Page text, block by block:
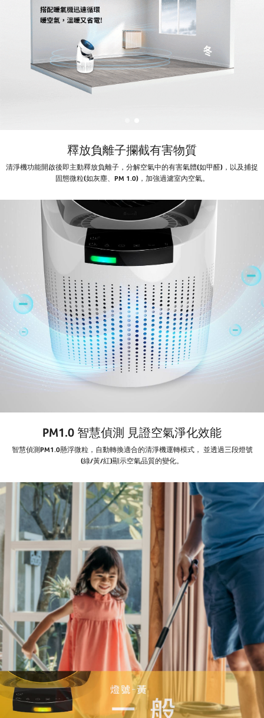
釋放負離子攔截有害物質
清淨機功能開啟後即主動釋放負離子，分解空氣中的有害氣體(如甲醛)，以及捕捉
固態微粒(如灰塵、PM 1.0)，加強過濾室內空氣。
PM1.0 智慧偵測 見證空氣淨化效能
智慧偵測PM1.0懸浮微粒，自動轉換適合的清淨機運轉模式， 並透過三段燈號
(綠/黃/紅)顯示空氣品質的變化。